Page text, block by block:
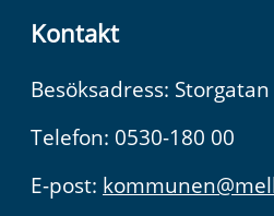
Kontakt
Besöksadress:
Telefon: 0530-180 00
E-post: